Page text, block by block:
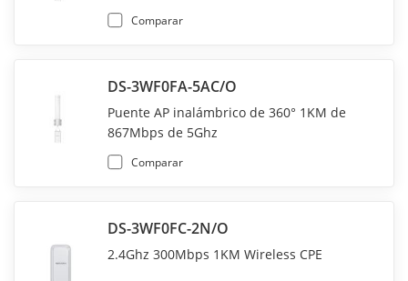
Comparar
DS-3WF0FA-5AC/O
Puente AP inalámbrico de 360° 1KM de
867Mbps de 5Ghz
Comparar
DS-3WF0FC-2N/O
2.4Ghz 300Mbps 1KM Wireless CPE